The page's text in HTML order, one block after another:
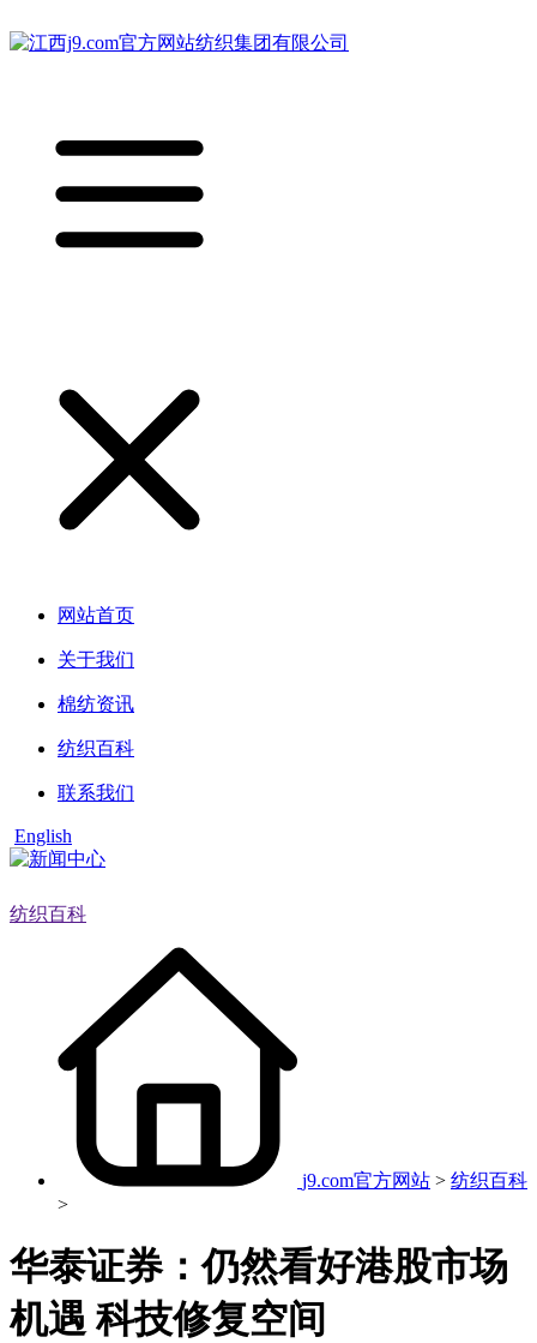
网站首页
关于我们
棉纺资讯
纺织百科
联系我们
English
纺织百科
j9.com官方网站 > 纺织百科
>
华泰证券：仍然看好港股市场
机遇 科技修复空间